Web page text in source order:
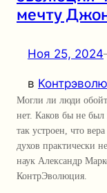
мечту
Ноя 25, 2024
в
Могли ли люди
нет. Каков бы не был
так устроен, что
духов практически
наук Александр
КонтрЭволюция.